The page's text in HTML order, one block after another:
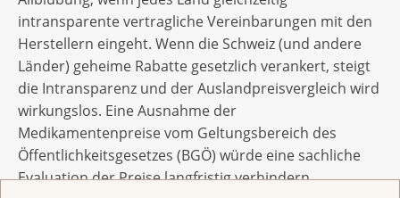
intransparente vertragliche Vereinbarungen mit den
Herstellern eingeht. Wenn die Schweiz (und andere
Länder) geheime Rabatte gesetzlich verankert, steigt
die Intransparenz und der Auslandpreisvergleich wird
wirkungslos. Eine Ausnahme der
Medikamentenpreise vom Geltungsbereich des
Öffentlichkeitsgesetzes (BGÖ) würde eine sachliche
Evaluation der Preise langfristig verhindern.